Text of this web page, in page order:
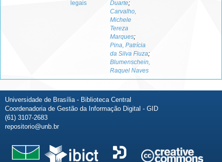
legais
Duarte;
Carvalho,
Michele
Tereza
Marques;
Pina, Patrícia
da Silva Fiuza;
Blumenschein,
Raquel Naves
Universidade de Brasília - Biblioteca Central
Coordenadoria de Gestão da Informação Digital - GID
(61) 3107-2683
repositorio@unb.br